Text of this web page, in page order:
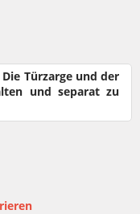
Die Türzarge und der
und separat zu